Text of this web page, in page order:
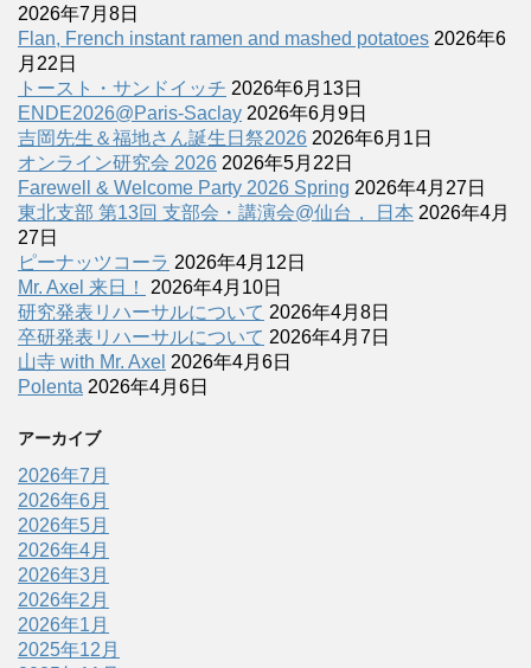
2026年7月8日
Flan, French instant ramen and mashed potatoes 2026年6
月22日
トースト・サンドイッチ 2026年6月13日
ENDE2026@Paris-Saclay 2026年6月9日
吉岡先生＆福地さん誕生日祭2026 2026年6月1日
オンライン研究会 2026 2026年5月22日
Farewell & Welcome Party 2026 Spring 2026年4月27日
東北支部 第13回 支部会・講演会@仙台， 日本 2026年4月
27日
ピーナッツコーラ 2026年4月12日
Mr. Axel 来日！
2026年4月10日
研究発表リハーサルについて 2026年4月8日
卒研発表リハーサルについて 2026年4月7日
山寺 with Mr. Axel 2026年4月6日
Polenta 2026年4月6日
アーカイブ
2026年7月
2026年6月
2026年5月
2026年4月
2026年3月
2026年2月
2026年1月
2025年12月